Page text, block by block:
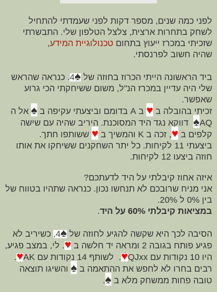
לפני כמה שנים, מספר דקות לפני שעמדתי להתחיל
לשחק בתחרות ארצית, צלצל הטלפון שלי. התבשרתי
שזכיתי במכרז ייעוץ בתחום טכנולוגיית המידע,
שהיה חשוב לפרנסתי.
ביד הראשונה הייתי הכרוז בחוזה של ♠
4. כנראה שהראש
שלי היה עדיין במכרז הנ"ל, משום ששיחקתי הכי גרוע
שאפשר.
זכיתי בהובלה ב ♥ ב A בדומם וביצעתי עקיפה ב ♠ אל ה
AQ
♠ דווקא נגד היד המסוכנת. היריב שהיה עם שישה
קלפים ב ♥, זכה ב K והמשיך ב ♥ ששותפו חתך.
ביצעתי 11 לקיחות. כל יתר השחקנים ששיחקו את אותו
חוזה ביצעו 12 לקיחות.
איזה אחוז קיבלתי על היד לדעתכם?
אני מניח שרובכם לא תנחשו נכון. כנראה שתהיו בטווח של
בין 0% ל 20%.
במציאות קיבלתי 60% על היד
.
הסיבה לכך היא שקשה להגיע לחוזה של ♠
4, כשיריב לא
פגיע פותח בגובה 2 ומראה יד חלשה ב
♥. לי, במצב פגיע,
היו 10 נקודות עם QJxx
♥. לשותף 14 נקודות עם AK
♥
.
רבים בחרו לא לחפש את ההתאמה ב ♠ והשיגו תוצאה
טובה פחות ממשחק מלא ב ♠
.